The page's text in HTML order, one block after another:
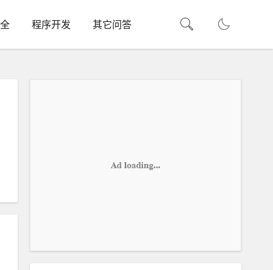
程序开发 其它问答